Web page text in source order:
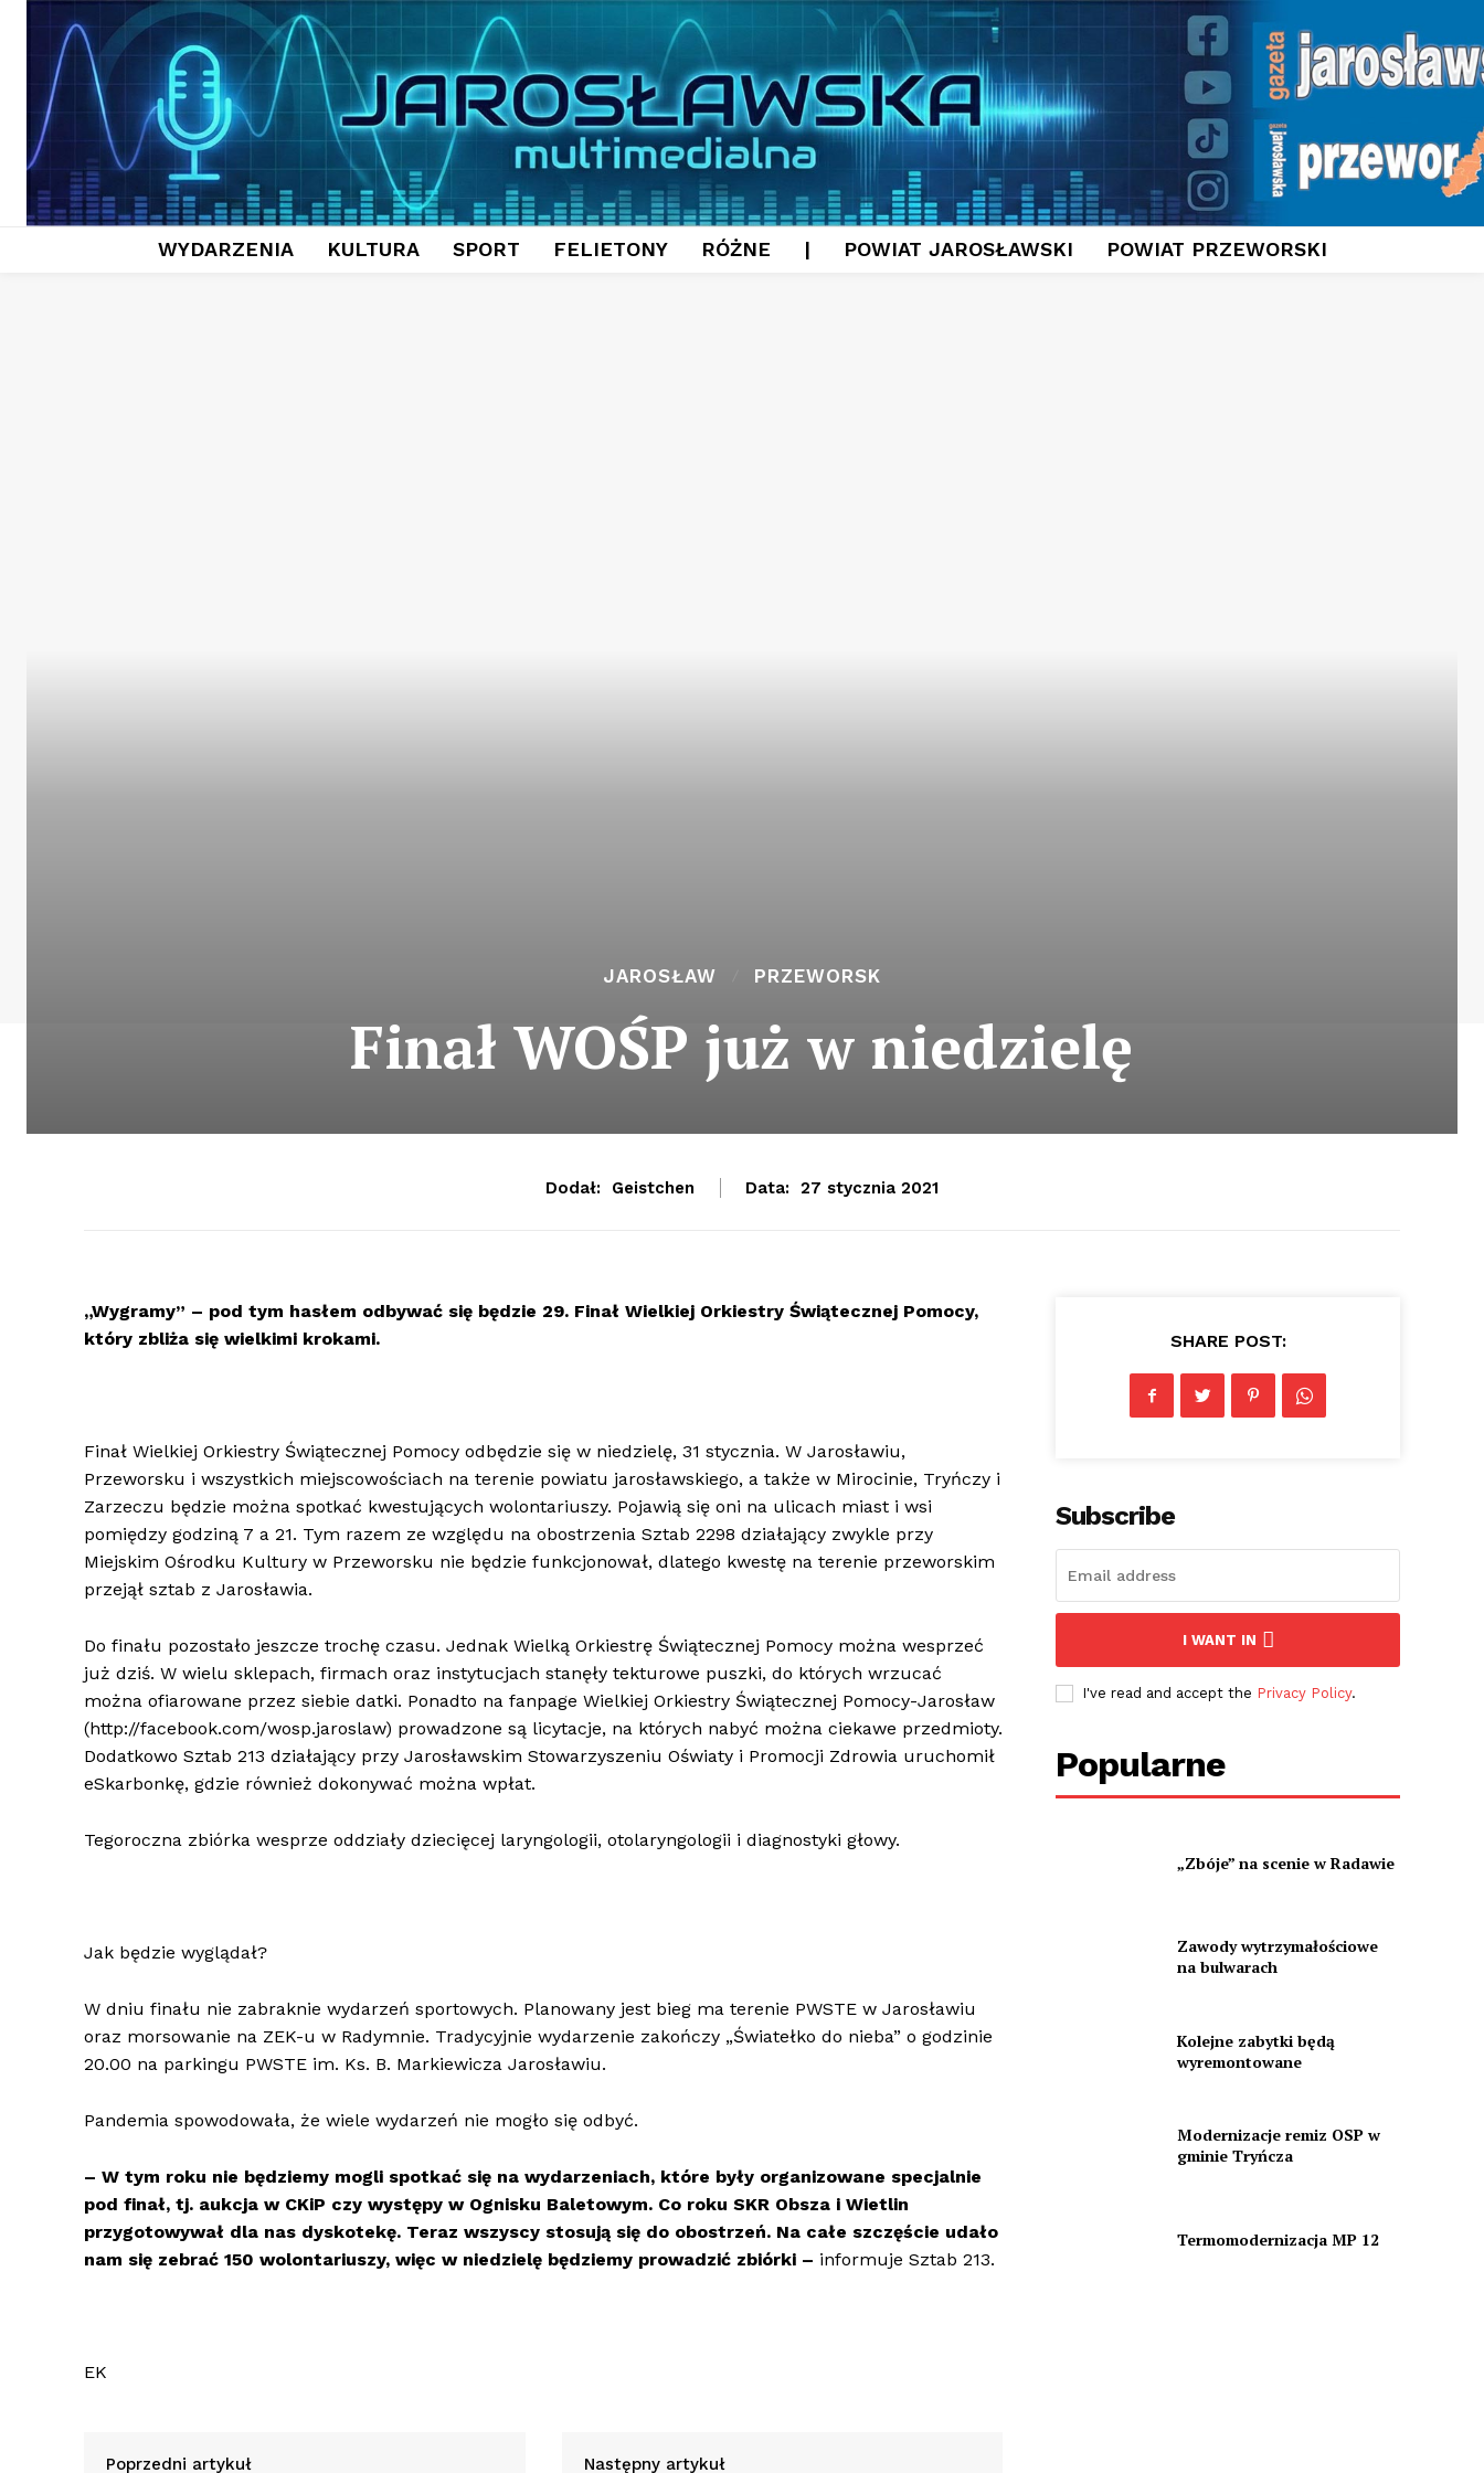
WYDARZENIA KULTURA SPORT FELIETONY RÓŻNE | POWIAT JAROSŁAWSKI POWIAT PRZEWORSKI
JAROSŁAW PRZEWORSK
Finał WOŚP już w niedzielę
Dodał: Geistchen Data: 27 stycznia 2021
„Wygramy” – pod tym hasłem odbywać się będzie 29. Finał Wielkiej Orkiestry Świątecznej Pomocy,
który zbliża się wielkimi krokami.
Finał Wielkiej Orkiestry Świątecznej Pomocy odbędzie się w niedzielę, 31 stycznia. W Jarosławiu,
Przeworsku i wszystkich miejscowościach na terenie powiatu jarosławskiego, a także w Mirocinie, Tryńczy i
Zarzeczu będzie można spotkać kwestujących wolontariuszy. Pojawią się oni na ulicach miast i wsi
pomiędzy godziną 7 a 21. Tym razem ze względu na obostrzenia Sztab 2298 działający zwykle przy
Miejskim Ośrodku Kultury w Przeworsku nie będzie funkcjonował, dlatego kwestę na terenie przeworskim
przejął sztab z Jarosławia.
Do finału pozostało jeszcze trochę czasu. Jednak Wielką Orkiestrę Świątecznej Pomocy można wesprzeć
już dziś. W wielu sklepach, firmach oraz instytucjach stanęły tekturowe puszki, do których wrzucać
można ofiarowane przez siebie datki. Ponadto na fanpage Wielkiej Orkiestry Świątecznej Pomocy-Jarosław
(http://facebook.com/wosp.jaroslaw) prowadzone są licytacje, na których nabyć można ciekawe przedmioty.
Dodatkowo Sztab 213 działający przy Jarosławskim Stowarzyszeniu Oświaty i Promocji Zdrowia uruchomił
eSkarbonkę, gdzie również dokonywać można wpłat.
Tegoroczna zbiórka wesprze oddziały dziecięcej laryngologii, otolaryngologii i diagnostyki głowy.
Jak będzie wyglądał?
W dniu finału nie zabraknie wydarzeń sportowych. Planowany jest bieg ma terenie PWSTE w Jarosławiu
oraz morsowanie na ZEK-u w Radymnie. Tradycyjnie wydarzenie zakończy „Światełko do nieba” o godzinie
20.00 na parkingu PWSTE im. Ks. B. Markiewicza Jarosławiu.
Pandemia spowodowała, że wiele wydarzeń nie mogło się odbyć.
– W tym roku nie będziemy mogli spotkać się na wydarzeniach, które były organizowane specjalnie
pod finał, tj. aukcja w CKiP czy występy w Ognisku Baletowym. Co roku SKR Obsza i Wietlin
przygotowywał dla nas dyskotekę. Teraz wszyscy stosują się do obostrzeń. Na całe szczęście udało
nam się zebrać 150 wolontariuszy, więc w niedzielę będziemy prowadzić zbiórki – informuje Sztab 213.
EK
Poprzedni artykuł Następny artykuł
SHARE POST:
Subscribe
I WANT IN
I've read and accept the Privacy Policy.
Popularne
„Zbóje” na scenie w Radawie
Zawody wytrzymałościowe
na bulwarach
Kolejne zabytki będą
wyremontowane
Modernizacje remiz OSP w
gminie Tryńcza
Termomodernizacja MP 12